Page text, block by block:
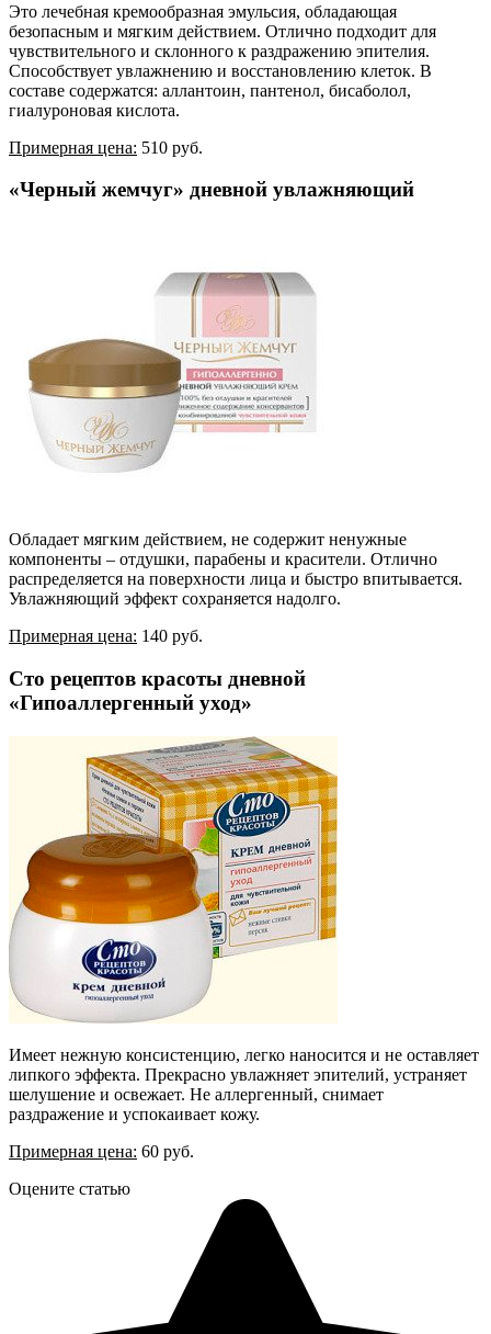
Это лечебная кремообразная эмульсия, обладающая
безопасным и мягким действием. Отлично подходит для
чувствительного и склонного к раздражению эпителия.
Способствует увлажнению и восстановлению клеток. В
составе содержатся: аллантоин, пантенол, бисаболол,
гиалуроновая кислота.
Примерная цена: 510 руб.
«Черный жемчуг» дневной увлажняющий
Обладает мягким действием, не содержит ненужные
компоненты – отдушки, парабены и красители. Отлично
распределяется на поверхности лица и быстро впитывается.
Увлажняющий эффект сохраняется надолго.
Примерная цена: 140 руб.
Сто рецептов красоты дневной
«Гипоаллергенный уход»
Имеет нежную консистенцию, легко наносится и не оставляет
липкого эффекта. Прекрасно увлажняет эпителий, устраняет
шелушение и освежает. Не аллергенный, снимает
раздражение и успокаивает кожу.
Примерная цена: 60 руб.
Оцените статью